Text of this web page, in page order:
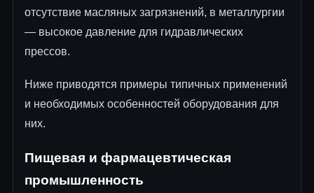
отсутствие масляных загрязнений, в металлургии
— высокое давление для гидравлических
прессов.
Ниже приводятся примеры типичных применений
и необходимых особенностей оборудования для
них.
Пищевая и фармацевтическая
промышленность